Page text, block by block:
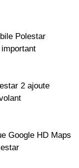
Polestar
2 ajoute
Google HD Maps